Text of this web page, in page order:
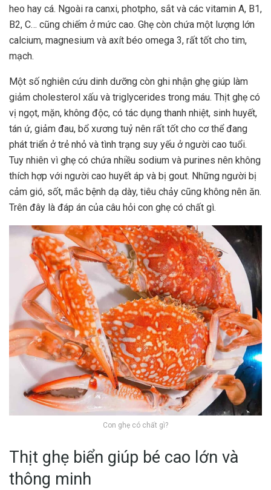
heo hay cá. Ngoài ra canxi, photpho, sắt và các vitamin A, B1,
B2, C… cũng chiếm ở mức cao. Ghẹ còn chứa một lượng lớn
calcium, magnesium và axít béo omega 3, rất tốt cho tim,
mạch.
Một số nghiên cứu dinh dưỡng còn ghi nhận ghẹ giúp làm
giảm cholesterol xấu và triglycerides trong máu. Thịt ghẹ có
vị ngọt, mặn, không độc, có tác dụng thanh nhiệt, sinh huyết,
tán ứ, giảm đau, bổ xương tuỷ nên rất tốt cho cơ thể đang
phát triển ở trẻ nhỏ và tình trạng suy yếu ở người cao tuổi.
Tuy nhiên vì ghẹ có chứa nhiều sodium và purines nên không
thích hợp với người cao huyết áp và bị gout. Những người bị
cảm gió, sốt, mắc bệnh dạ dày, tiêu chảy cũng không nên ăn.
Trên đây là đáp án của câu hỏi con ghẹ có chất gì.
Con ghẹ có chất gì?
Thịt ghẹ biển giúp bé cao lớn và
thông minh